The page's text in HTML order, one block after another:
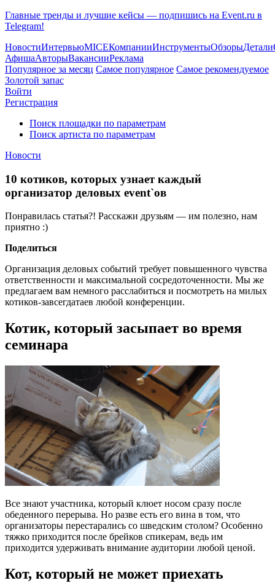
Главные тренды и лучшие кейсы — подпишись на Event.ru в
Telegram!
НовостиИнтервьюMICEКомпанииИнструментыОбзорыДетали
АфишаАвторыВакансииРеклама
Популярное за месяц Самое популярное Самое рекомендуемое
Золотой запас
Войти
Регистрация
Поиск площадки по параметрам
Поиск артиста по параметрам
Новости
10 котиков, которых узнает каждый
организатор деловых event`ов
Понравилась статья?! Расскажи друзьям — им полезно, нам
приятно :)
Поделиться
Организация деловых событий требует повышенного чувства
ответственности и максимальной сосредоточенности. Мы же
предлагаем вам немного расслабиться и посмотреть на милых
котиков-завсегдатаев любой конференции.
Котик, который засыпает во время
семинара
Все знают участника, который клюет носом сразу после
обеденного перерыва. Но разве есть его вина в том, что
организаторы перестарались со шведским столом? Особенно
тяжко приходится после брейков спикерам, ведь им
приходится удерживать внимание аудитории любой ценой.
Кот, который не может приехать